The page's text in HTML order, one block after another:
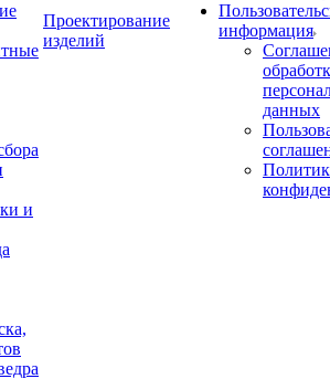
и
Проектирование
изделий
информация
данных